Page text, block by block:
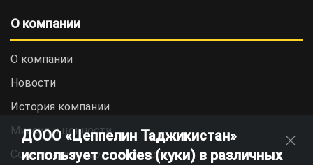
О компании
О компании
Новости
История компании
Миссия и ценности
Социальная ответственность
ДООО «Цеппелин Таджикистан»
использует cookies (куки) в различных